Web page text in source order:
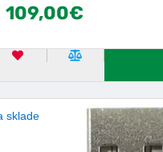
109,00€
OBĽÚBENÝ PRODUKT
POROVNAŤ
sklade